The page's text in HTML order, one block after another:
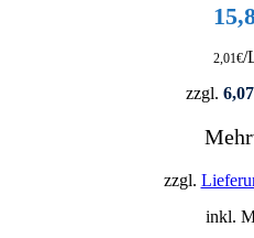
2,01€/
zzgl. 6,07
zzgl.
inkl.